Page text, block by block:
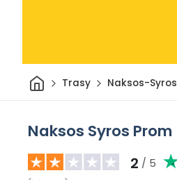
DomTrasy Naksos-Syros
Naksos Syros Prom
2 / 5